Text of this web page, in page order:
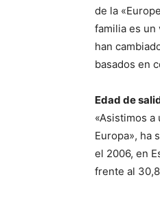
de la
familia es un
han
basados en
Edad de
«Asistimos
Europa», ha
el 2006, en
frente al